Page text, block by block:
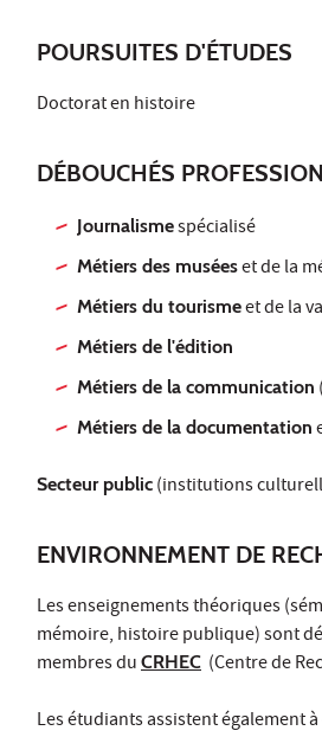
POURSUITES D'ÉTUDES
Doctorat en histoire
DÉBOUCHÉS
Journalismespécialisé
Métiers des muséeset de la
Métiers du tourismeet de la
Métiers de l'édition
Métiers de la communication
Métiers de la documentation
Secteur public (institutions
ENVIRONNEMENT DE
Les enseignements théoriques
mémoire, histoire publique) sont
membres du CRHEC (Centre de
Les étudiants assistent également